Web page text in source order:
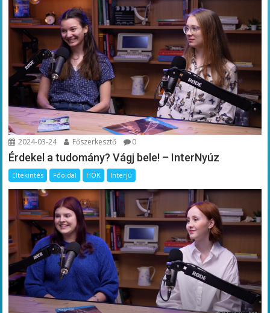
2024-03-24 Főszerkesztő 0
Érdekel a tudomány? Vágj bele! – InterNyúz
Eltekintés Főoldal HÖK Interjú